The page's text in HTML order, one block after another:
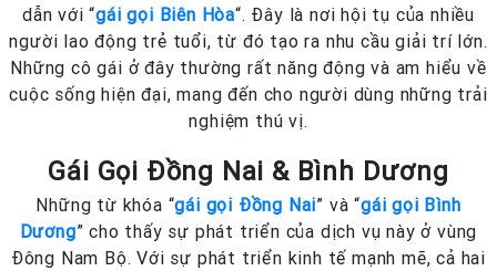
dẫn với “gái gọi Biên Hòa“. Đây là nơi hội tụ của nhiều
người lao động trẻ tuổi, từ đó tạo ra nhu cầu giải trí lớn.
Những cô gái ở đây thường rất năng động và am hiểu về
cuộc sống hiện đại, mang đến cho người dùng những trải
nghiệm thú vị.
Gái Gọi Đồng Nai & Bình Dương
Những từ khóa “gái gọi Đồng Nai” và “gái gọi Bình
Dương” cho thấy sự phát triển của dịch vụ này ở vùng
Đông Nam Bộ. Với sự phát triển kinh tế mạnh mẽ, cả hai